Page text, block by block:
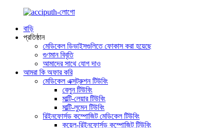
বাড়ি
প্রতিষ্ঠান
মেডিকেল ডিভাইসগুলিতে ফোকাস করা হয়েছে
গুণমান বিবৃতি
আমাদের সাথে যোগ দাও
আমরা কি অফার করি
মেডিকেল এক্সট্রুশন টিউবিং
বেলুন টিউবিং
মাল্টি-লেয়ার টিউবিং
মাল্টি-লুমেন টিউবিং
রিইনফোর্সড কম্পোজিট মেডিকেল টিউবিং
কয়েল-রিইনফোর্সড কম্পোজিট টিউবিং